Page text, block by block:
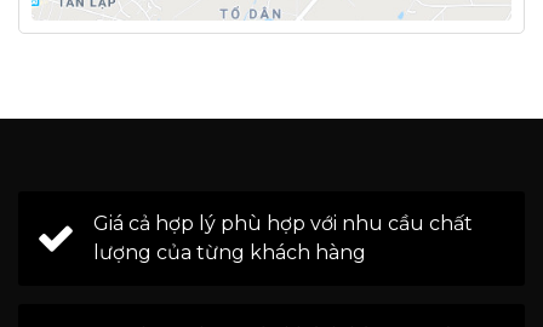
Giá cả hợp lý phù hợp với nhu cầu chất
lượng của từng khách hàng